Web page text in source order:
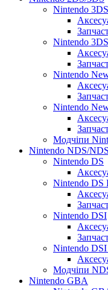
Nintendo 3DS
Nintendo
Nintendo
Nintendo
Модчіпи
Nintendo NDS/
Nintendo DS
Nintendo DS
Nintendo DSI
Nintendo
Модчіпи
Nintendo GBA